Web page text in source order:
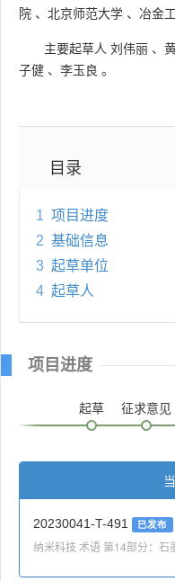
院 、 北京师范大学 、 冶金
主要起草人 刘伟丽 、
子健 、 李玉良 。
目录
1 项目进度
2 基础信息
3 起草单位
4 起草人
项目进度
起草 征求意见
20230041-T-491 已发布
纳米科技 术语 第14部分：石